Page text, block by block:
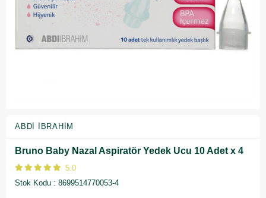
ABDI İBRAHIM
Bruno Baby Nazal Aspiratör Yedek Ucu 10 Adet x 4
5.0
Stok Kodu
8699514770053-4